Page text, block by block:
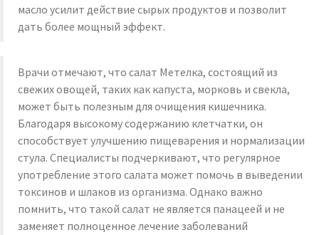
масло усилит действие сырых продуктов и позволит
дать более мощный эффект.
Врачи отмечают, что салат Метелка, состоящий из
свежих овощей, таких как капуста, морковь и свекла,
может быть полезным для очищения кишечника.
Благодаря высокому содержанию клетчатки, он
способствует улучшению пищеварения и нормализации
стула. Специалисты подчеркивают, что регулярное
употребление этого салата может помочь в выведении
токсинов и шлаков из организма. Однако важно
помнить, что такой салат не является панацеей и не
заменяет полноценное лечение заболеваний